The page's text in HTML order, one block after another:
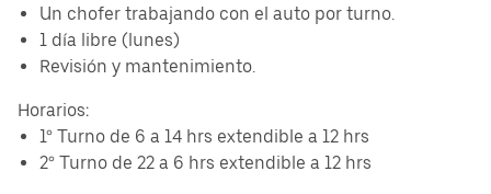
⁠Un chofer trabajando con el auto por turno.
⁠1 día libre (lunes)
Revisión y mantenimiento.
Horarios:
1° Turno de 6 a 14 hrs extendible a 12 hrs
2° Turno de 22 a 6 hrs extendible a 12 hrs